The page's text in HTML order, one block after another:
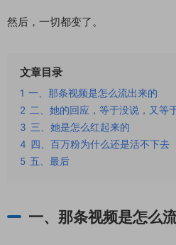
然后，一切都变了。
文章目录
1 一、那条视频是怎么流出来的
2 二、她的回应，等于没说，又等
3 三、她是怎么红起来的
4 四、百万粉为什么还是活不下去
5 五、最后
一、那条视频是怎么